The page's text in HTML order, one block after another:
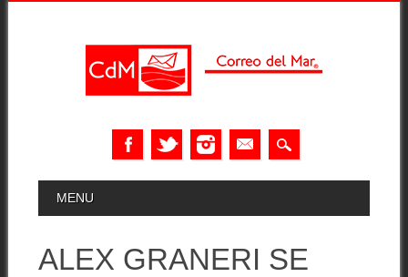
MAIN MENU
MENU
ALEX GRANERI SE